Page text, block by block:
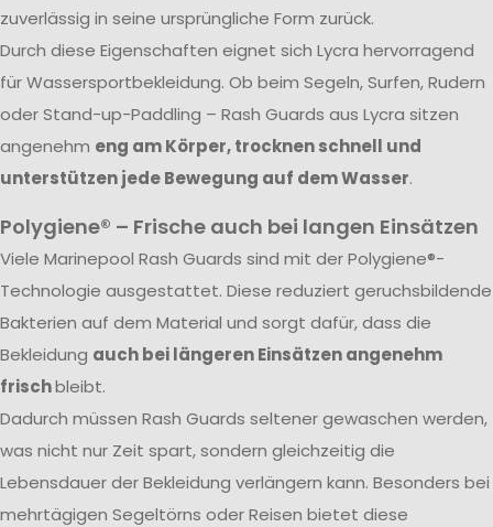
zuverlässig in seine ursprüngliche Form zurück.
Durch diese Eigenschaften eignet sich Lycra hervorragend
für Wassersportbekleidung. Ob beim Segeln, Surfen, Rudern
oder Stand-up-Paddling – Rash Guards aus Lycra sitzen
angenehm eng am Körper, trocknen schnell und
unterstützen jede Bewegung auf dem Wasser.
Polygiene® – Frische auch bei langen Einsätzen
Viele Marinepool Rash Guards sind mit der Polygiene®-
Technologie ausgestattet. Diese reduziert geruchsbildende
Bakterien auf dem Material und sorgt dafür, dass die
Bekleidung auch bei längeren Einsätzen angenehm
frischbleibt.
Dadurch müssen Rash Guards seltener gewaschen werden,
was nicht nur Zeit spart, sondern gleichzeitig die
Lebensdauer der Bekleidung verlängern kann. Besonders bei
mehrtägigen Segeltörns oder Reisen bietet diese